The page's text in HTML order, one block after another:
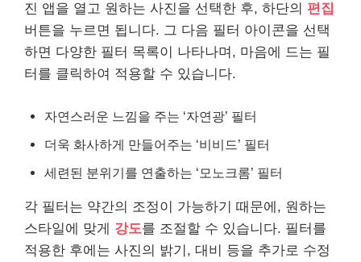
진 앱을 열고 원하는 사진을 선택한 후, 하단의 편집
버튼을 누르면 됩니다. 그 다음 필터 아이콘을 선택
하면 다양한 필터 목록이 나타나며, 마음에 드는 필
터를 클릭하여 적용할 수 있습니다.
자연스러운 느낌을 주는 ‘자연광’ 필터
더욱 화사하게 만들어주는 ‘비비드’ 필터
세련된 분위기를 연출하는 ‘모노크롬’ 필터
각 필터는 약간의 조정이 가능하기 때문에, 원하는
스타일에 맞게 강도를 조절할 수 있습니다. 필터를
적용한 후에는 사진의 밝기, 대비 등을 추가로 수정